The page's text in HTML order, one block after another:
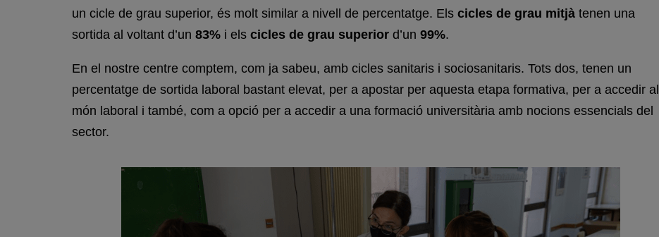
un cicle de grau superior, és molt similar a nivell de percentatge. Els cicles de grau mitjà tenen una
sortida al voltant d’un 83% i els cicles de grau superior d’un 99%.
En el nostre centre comptem, com ja sabeu, amb cicles sanitaris i sociosanitaris. Tots dos, tenen un
percentatge de sortida laboral bastant elevat, per a apostar per aquesta etapa formativa, per a accedir al
món laboral i també, com a opció per a accedir a una formació universitària amb nocions essencials del
sector.